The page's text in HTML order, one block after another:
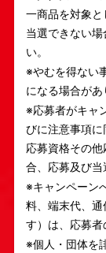
一商品を対象と
当選できない
い。
※やむを得ない
になる場合があ
※応募者がキャ
びに注意事項
応募資格その
合、応募及び当
※キャンペーン
料、端末代、
す）は、応募者
※個人・団体を